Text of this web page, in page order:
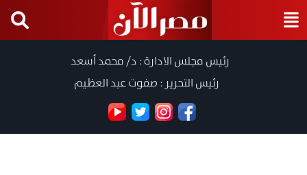
رئيس مجلس الادارة : د/ محمد أسعد
رئيس التحرير : صفوت عبد العظيم